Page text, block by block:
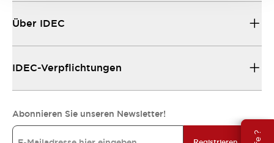
Über IDEC
IDEC-Verpflichtungen
Abonnieren Sie unseren Newsletter!